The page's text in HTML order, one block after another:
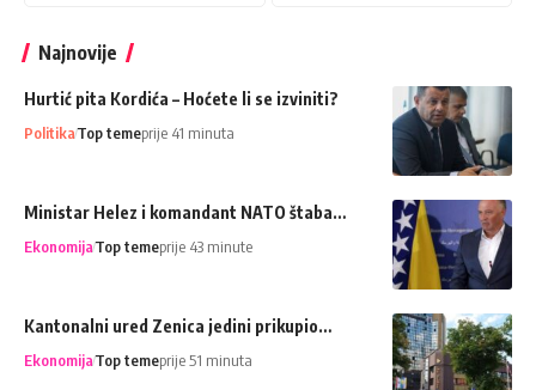
Najnovije
Hurtić pita Kordića – Hoćete li se izviniti?
PolitikaTop temeprije 41 minuta
Ministar Helez i komandant NATO štaba…
EkonomijaTop temeprije 43 minute
Kantonalni ured Zenica jedini prikupio…
EkonomijaTop temeprije 51 minuta